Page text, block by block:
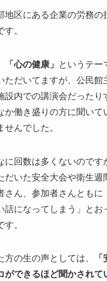
地区にある企業の労務の
。
「心の健康」
というテー
ただいてますが、公民館
設内での講演会だったり
か働き盛りの方に聞いて
せんでした。
に回数は多くないのです
だいた安全大会や衛生週
さん、参加者さんともに
話になってしまう」とお
。
方の生の声としては、
ができるほど聞かされて